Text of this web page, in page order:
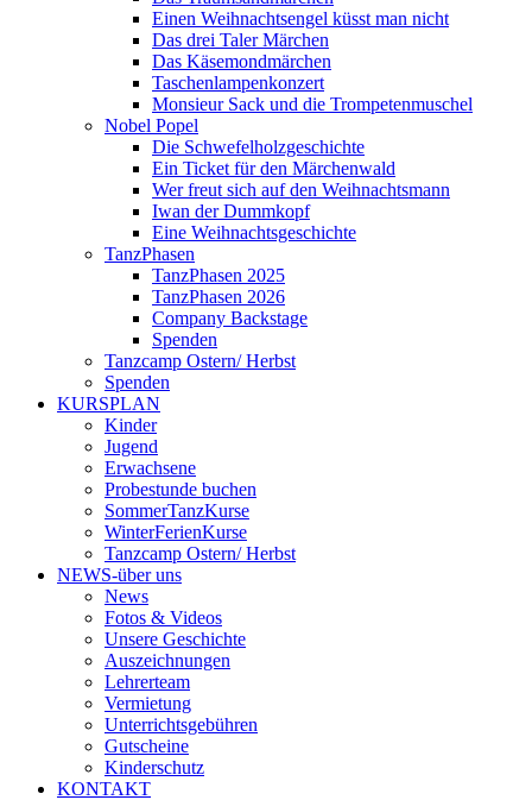
Einen Weihnachtsengel küsst man nicht
Das drei Taler Märchen
Das Käsemondmärchen
Taschenlampenkonzert
Monsieur Sack und die Trompetenmuschel
Nobel Popel
Die Schwefelholzgeschichte
Ein Ticket für den Märchenwald
Wer freut sich auf den Weihnachtsmann
Iwan der Dummkopf
Eine Weihnachtsgeschichte
TanzPhasen
TanzPhasen 2025
TanzPhasen 2026
Company Backstage
Spenden
Tanzcamp Ostern/ Herbst
Spenden
KURSPLAN
Kinder
Jugend
Erwachsene
Probestunde buchen
SommerTanzKurse
WinterFerienKurse
Tanzcamp Ostern/ Herbst
NEWS-über uns
News
Fotos & Videos
Unsere Geschichte
Auszeichnungen
Lehrerteam
Vermietung
Unterrichtsgebühren
Gutscheine
Kinderschutz
KONTAKT